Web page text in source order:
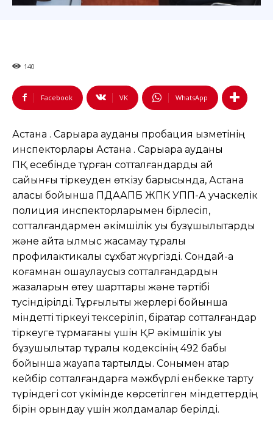
140
Facebook VK WhatsApp
Астана қ. Сарыарқа ауданы пробация қызметінің
инспекторлары Астана қ. Сарыарқа ауданы
ПҚ есебінде тұрған сотталғандарды ай
сайынғы тіркеуден өткізу барысында, Астана
қаласы бойынша ПДААПБ ЖПК УПП-А учаскелік
полиция инспекторларымен бірлесіп,
сотталғандармен әкімшілік қуқық бузұшылықтарды
және қайта қылмыс жасамау тұралы
профилактикалық сұхбат жүргізді. Сондай-ақ
коғамнан оқшаулаусыз сотталғандардын
жазаларын өтеу шарттары және тәртібі
тусіндірілді. Тұрғылықты жерлері бойынша
міндетті тіркеуі тексеріліп, бірқатар сотталғандар
тіркеуге тұрмағаны үшін ҚР әкімшілік қуқық
бұзушылықтар тұралы кодексінің 492 бабы
бойынша жауапқа тартылды. Сонымен қатар
кейбір сотталғандарға мәжбүрлі енбекке тарту
түріндегі сот үкімінде көрсетілген міндеттердің
бірін орындау үшін жолдамалар берілді.